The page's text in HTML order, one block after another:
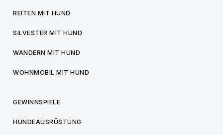
REITEN MIT HUND
SILVESTER MIT HUND
WANDERN MIT HUND
WOHNMOBIL MIT HUND
GEWINNSPIELE
HUNDEAUSRÜSTUNG